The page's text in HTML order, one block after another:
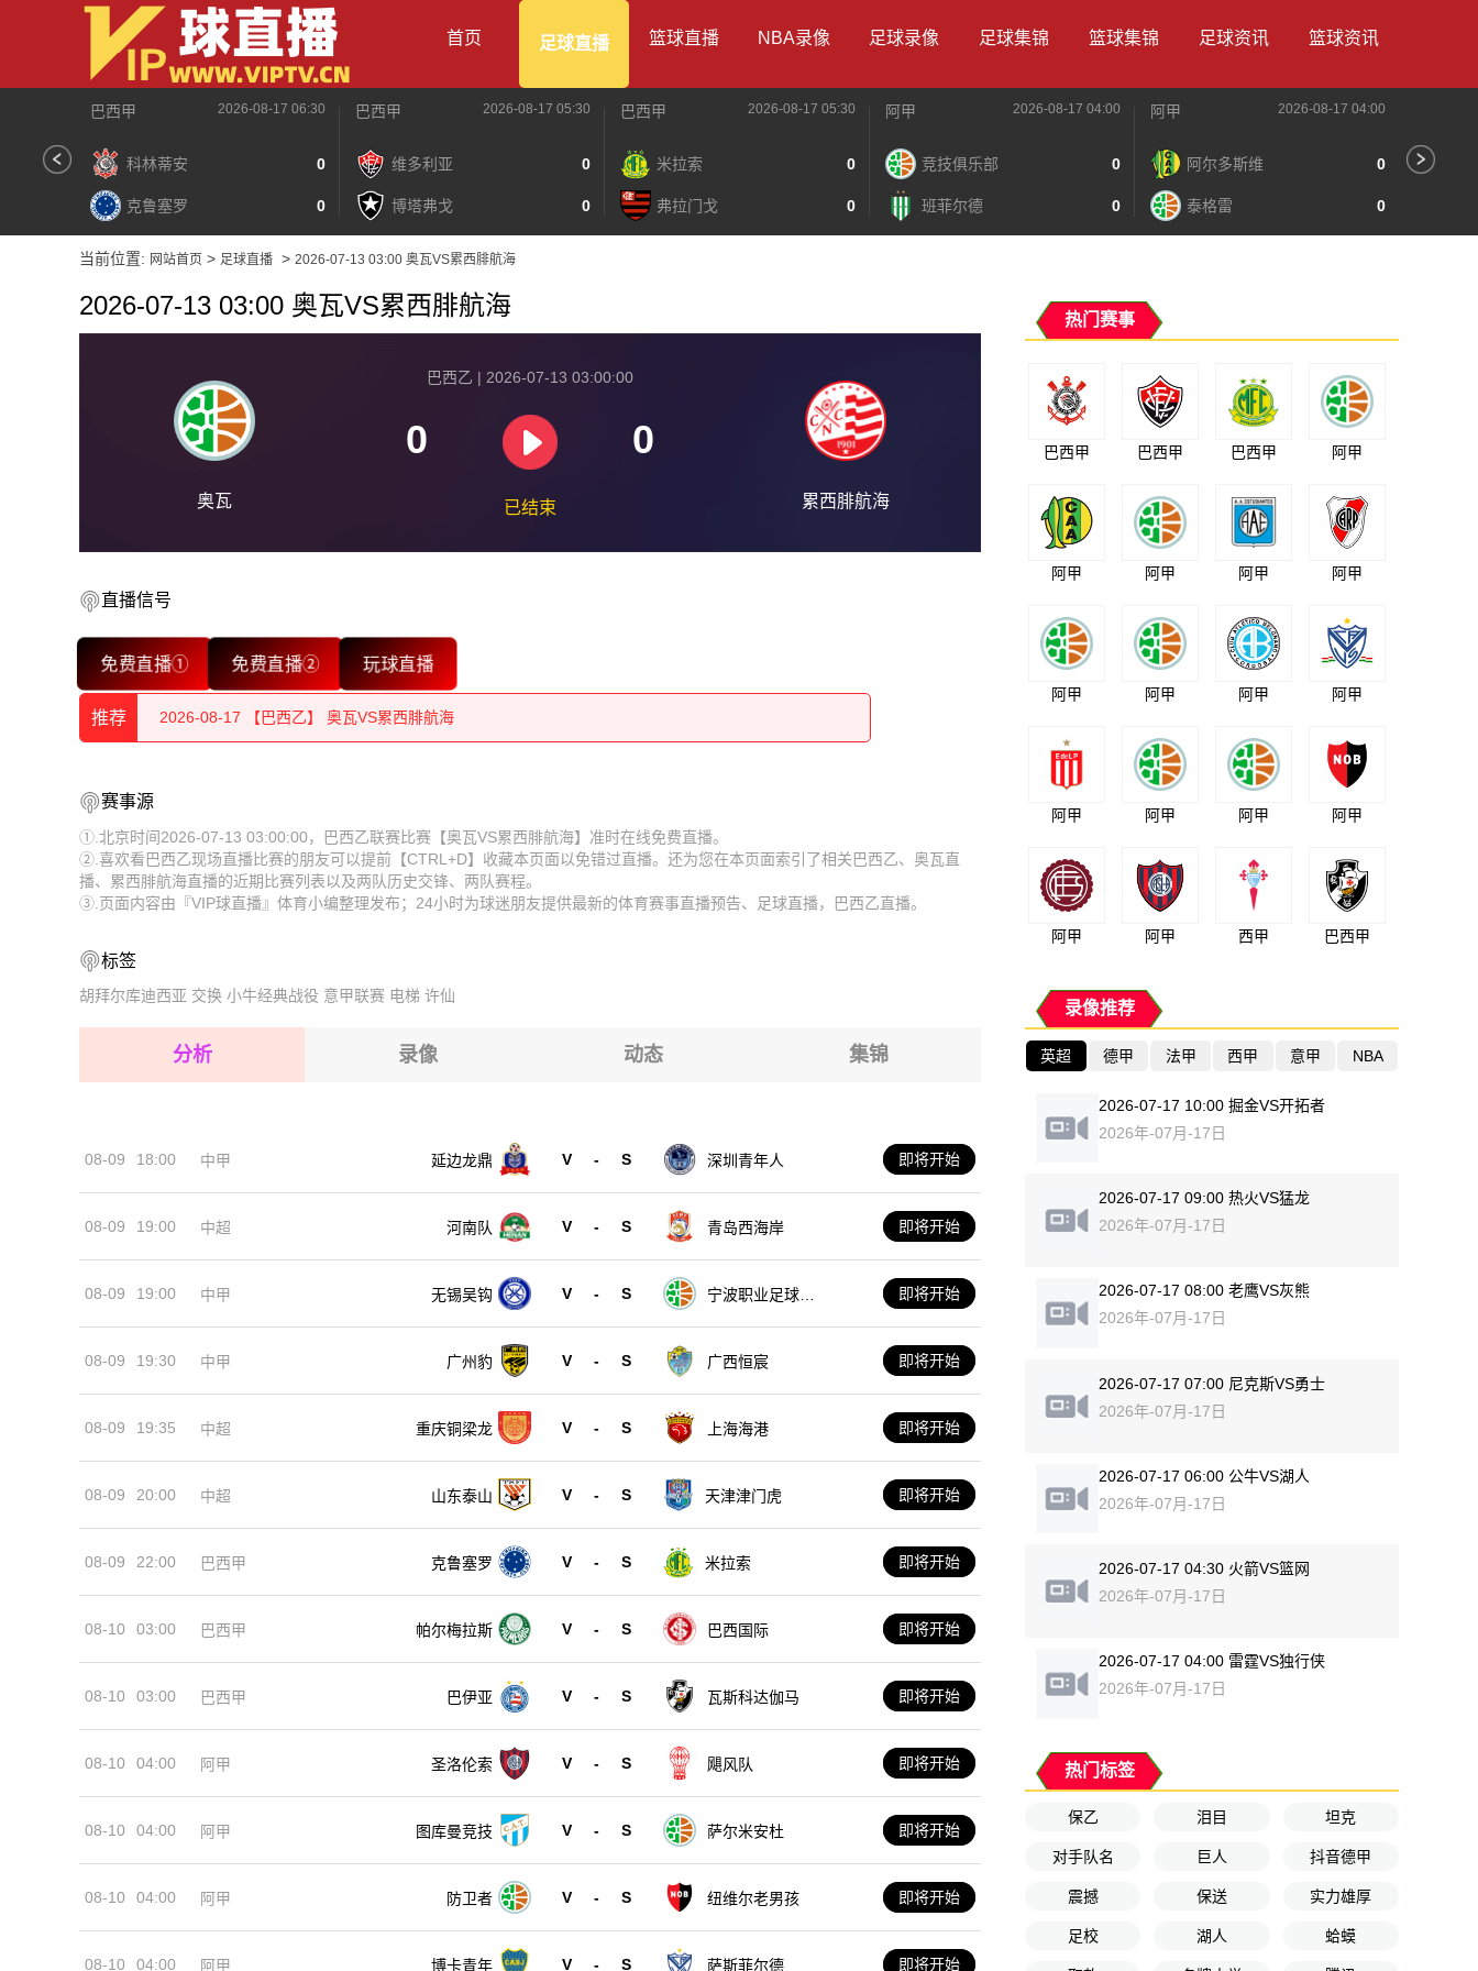
首页 足球直播 篮球直播 NBA录像 足球录像 足球集锦 篮球集锦 足球资讯 篮球资讯
巴西甲 2026-08-17 06:30
科林蒂安 0
克鲁塞罗 0
巴西甲 2026-08-17 05:30
维多利亚 0
博塔弗戈 0
巴西甲 2026-08-17 05:30
米拉索 0
弗拉门戈 0
阿甲 2026-08-17 04:00
竞技俱乐部 0
班菲尔德 0
阿甲 2026-08-17 04:00
阿尔多斯维 0
泰格雷 0
当前位置: 网站首页 > 足球直播 > 2026-07-13 03:00 奥瓦VS累西腓航海
2026-07-13 03:00 奥瓦VS累西腓航海
奥瓦
巴西乙 | 2026-07-13 03:00:00
0 0
已结束 累西腓航海
直播信号
免费直播① 免费直播② 玩球直播
推荐
2026-08-17 【巴西乙】 奥瓦VS累西腓航海
2026-08-17 【巴西乙】 奥瓦VS累西腓航海
2026-08-17 【巴西乙】 奥瓦VS累西腓航海
2026-08-17 【巴西乙】 奥瓦VS累西腓航海
2026-08-17 【巴西乙】 奥瓦VS累西腓航海
2026-08-17 【巴西乙】 奥瓦VS累西腓航海
2026-08-17 【巴西乙】 奥瓦VS累西腓航海
2026-08-17 【巴西乙】 奥瓦VS累西腓航海
2026-08-17 【巴西乙】 奥瓦VS累西腓航海
2026-08-17 【巴西乙】 奥瓦VS累西腓航海
赛事源
①.北京时间2026-07-13 03:00:00，巴西乙联赛比赛【奥瓦VS累西腓航海】准时在线免费直播。
②.喜欢看巴西乙现场直播比赛的朋友可以提前【CTRL+D】收藏本页面以免错过直播。还为您在本页面索引了相关巴西乙、奥瓦直
播、累西腓航海直播的近期比赛列表以及两队历史交锋、两队赛程。
③.页面内容由『VIP球直播』体育小编整理发布；24小时为球迷朋友提供最新的体育赛事直播预告、足球直播，巴西乙直播。
标签
胡拜尔库迪西亚 交换 小牛经典战役 意甲联赛 电梯 许仙
分析 录像 动态 集锦
08-09 18:00 中甲 延边龙鼎 V - S 深圳青年人 即将开始
08-09 19:00 中超 河南队 V - S 青岛西海岸 即将开始
08-09 19:00 中甲 无锡吴钩 V - S
宁波职业足球俱
即将开始
08-09 19:30 中甲 广州豹 V - S 广西恒宸 即将开始
08-09 19:35 中超 重庆铜梁龙 V - S 上海海港 即将开始
08-09 20:00 中超 山东泰山 V - S 天津津门虎 即将开始
08-09 22:00 巴西甲 克鲁塞罗 V - S 米拉索 即将开始
08-10 03:00 巴西甲 帕尔梅拉斯 V - S 巴西国际 即将开始
08-10 03:00 巴西甲 巴伊亚 V - S 瓦斯科达伽马 即将开始
08-10 04:00 阿甲 圣洛伦索 V - S 飓风队 即将开始
08-10 04:00 阿甲 图库曼竞技 V - S 萨尔米安杜 即将开始
08-10 04:00 阿甲 防卫者 V - S 纽维尔老男孩 即将开始
08-10 04:00 阿甲 博卡青年 V - S 萨斯菲尔德 即将开始
热门赛事
巴西甲 巴西甲 巴西甲 阿甲
阿甲 阿甲 阿甲 阿甲
阿甲 阿甲 阿甲 阿甲
阿甲 阿甲 阿甲 阿甲
阿甲 阿甲 西甲 巴西甲
录像推荐
英超 德甲 法甲 西甲 意甲 NBA
2026-07-17 10:00 掘金VS开拓者
2026年-07月-17日
2026-07-17 09:00 热火VS猛龙
2026年-07月-17日
2026-07-17 08:00 老鹰VS灰熊
2026年-07月-17日
2026-07-17 07:00 尼克斯VS勇士
2026年-07月-17日
2026-07-17 06:00 公牛VS湖人
2026年-07月-17日
2026-07-17 04:30 火箭VS篮网
2026年-07月-17日
2026-07-17 04:00 雷霆VS独行侠
2026年-07月-17日
热门标签
保乙 泪目 坦克
对手队名 巨人 抖音德甲
震撼 保送 实力雄厚
足校 湖人 蛤蟆